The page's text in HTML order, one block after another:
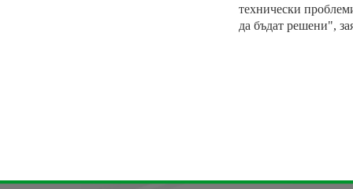
технически
да бъдат решени",